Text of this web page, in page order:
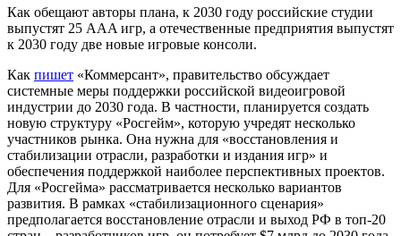
Как обещают авторы плана, к 2030 году российские студии
выпустят 25 AAA игр, а отечественные предприятия выпустят
к 2030 году две новые игровые консоли.
Как пишет «Коммерсант», правительство обсуждает
системные меры поддержки российской видеоигровой
индустрии до 2030 года. В частности, планируется создать
новую структуру «Росгейм», которую учредят несколько
участников рынка. Она нужна для «восстановления и
стабилизации отрасли, разработки и издания игр» и
обеспечения поддержкой наиболее перспективных проектов.
Для «Росгейма» рассматривается несколько вариантов
развития. В рамках «стабилизационного сценария»
предполагается восстановление отрасли и выход РФ в топ-20